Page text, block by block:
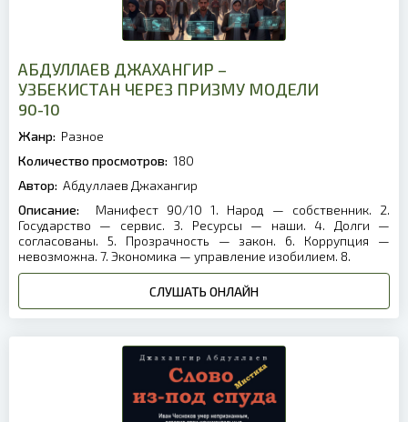
АБДУЛЛАЕВ ДЖАХАНГИР –
УЗБЕКИСТАН ЧЕРЕЗ ПРИЗМУ МОДЕЛИ
90-10
Жанр: Разное
Количество просмотров: 180
Автор: Абдуллаев Джахангир
Описание:
Манифест 90/10 1. Народ — собственник. 2.
Государство — сервис. 3. Ресурсы — наши. 4. Долги —
согласованы. 5. Прозрачность — закон. 6. Коррупция —
невозможна. 7. Экономика — управление изобилием. 8.
СЛУШАТЬ ОНЛАЙН